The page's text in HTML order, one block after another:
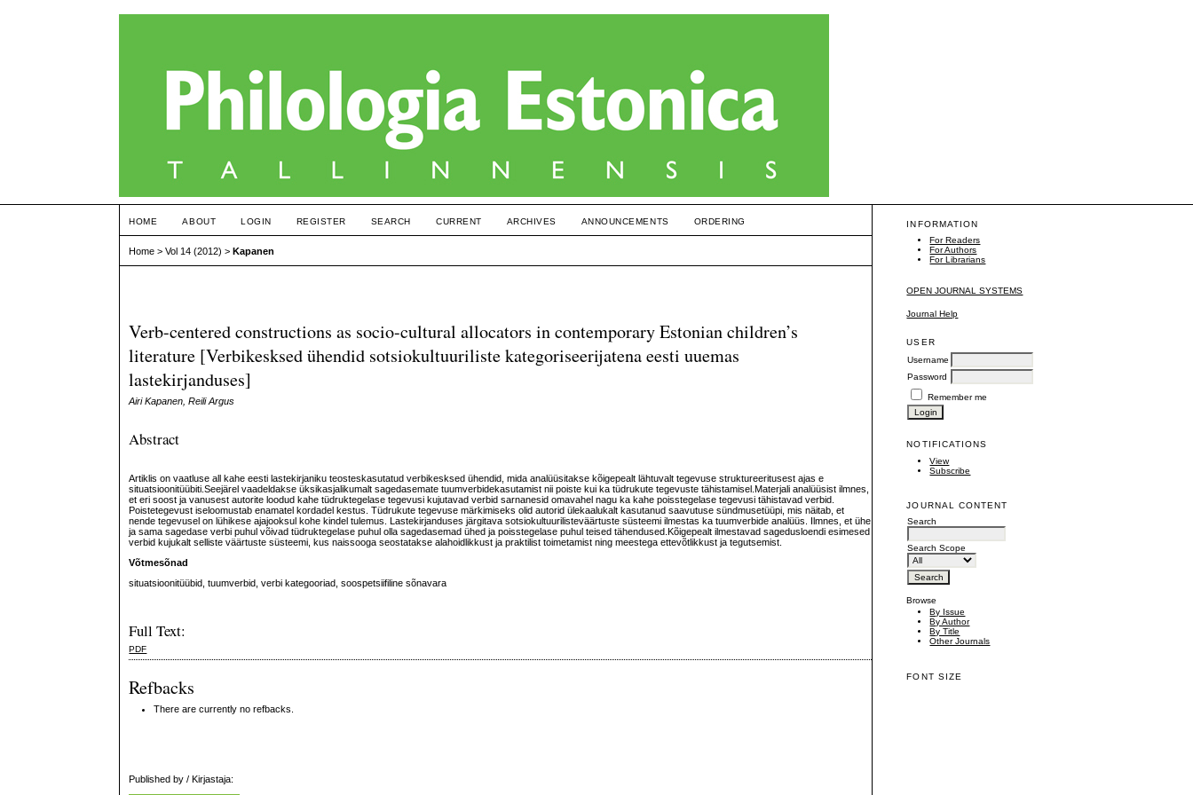
INFORMATION
For Readers
For Authors
For Librarians
OPEN JOURNAL SYSTEMS
Journal Help
USER
Username
Password
Remember me
NOTIFICATIONS
View
Subscribe
JOURNAL CONTENT
Search
Search Scope
Browse
By Issue
By Author
By Title
Other Journals
FONT SIZE
HOME ABOUT LOGIN REGISTER SEARCH CURRENT ARCHIVES ANNOUNCEMENTS ORDERING
Home >Vol 14 (2012) >Kapanen
Verb-centered constructions as socio-cultural allocators in contemporary Estonian children’s
literature [Verbikesksed ühendid sotsiokultuuriliste kategoriseerijatena eesti uuemas
lastekirjanduses]
Airi Kapanen, Reili Argus
Abstract
Artiklis on vaatluse all kahe eesti lastekirjaniku teosteskasutatud verbikesksed ühendid, mida analüüsitakse kõigepealt lähtuvalt tegevuse struktureeritusest ajas e
situatsioonitüübiti.Seejärel vaadeldakse üksikasjalikumalt sagedasemate tuumverbidekasutamist nii poiste kui ka tüdrukute tegevuste tähistamisel.Materjali analüüsist ilmnes,
et eri soost ja vanusest autorite loodud kahe tüdruktegelase tegevusi kujutavad verbid sarnanesid omavahel nagu ka kahe poisstegelase tegevusi tähistavad verbid.
Poistetegevust iseloomustab enamatel kordadel kestus. Tüdrukute tegevuse märkimiseks olid autorid ülekaalukalt kasutanud saavutuse sündmusetüüpi, mis näitab, et
nende tegevusel on lühikese ajajooksul kohe kindel tulemus. Lastekirjanduses järgitava sotsiokultuurilisteväärtuste süsteemi ilmestas ka tuumverbide analüüs. Ilmnes, et ühe
ja sama sagedase verbi puhul võivad tüdruktegelase puhul olla sagedasemad ühed ja poisstegelase puhul teised tähendused.Kõigepealt ilmestavad sagedusloendi esimesed
verbid kujukalt selliste väärtuste süsteemi, kus naissooga seostatakse alahoidlikkust ja praktilist toimetamist ning meestega ettevõtlikkust ja tegutsemist.
Võtmesõnad
situatsioonitüübid, tuumverbid, verbi kategooriad, soospetsiifiline sõnavara
Full Text:
PDF
Refbacks
There are currently no refbacks.
Published by / Kirjastaja: